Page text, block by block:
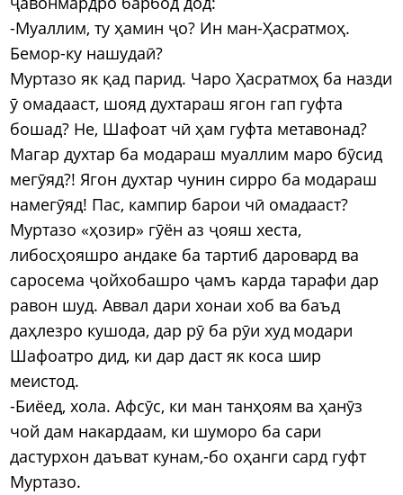
-Муаллим, ту ҳамин ҷо? Ин ман-Ҳасратмоҳ.
Бемор-ку нашудаӣ?
Муртазо як қад парид. Чаро Ҳасратмоҳ ба назди
ӯ омадааст, шояд духтараш ягон гап гуфта
бошад? Не, Шафоат чӣ ҳам гуфта метавонад?
Магар духтар ба модараш муаллим маро бӯсид
мегӯяд?! Ягон духтар чунин сирро ба модараш
намегӯяд! Пас, кампир барои чӣ омадааст?
Муртазо «ҳозир» гӯён аз ҷояш хеста,
либосҳояшро андаке ба тартиб даровард ва
саросема ҷойхобашро ҷамъ карда тарафи дар
равон шуд. Аввал дари хонаи хоб ва баъд
даҳлезро кушода, дар рӯ ба рӯи худ модари
Шафоатро дид, ки дар даст як коса шир
меистод.
-Биёед, хола. Афсӯс, ки ман танҳоям ва ҳанӯз
чой дам накардаам, ки шуморо ба сари
дастурхон даъват кунам,-бо оҳанги сард гуфт
Муртазо.